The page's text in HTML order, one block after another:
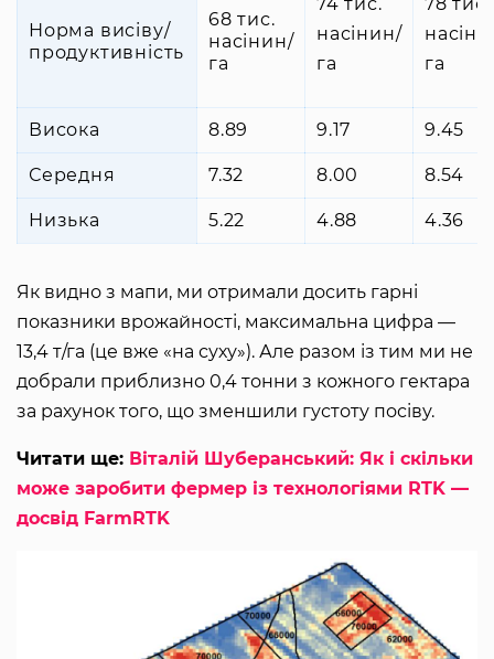
Норма висіву/
продуктивність
68 тис.
насінин/
га
насінин/
га
га
Висока 8.89 9.17 9.45
Середня 7.32 8.00 8.54
Низька 5.22 4.88 4.36
Як видно з мапи, ми отримали досить гарні
показники врожайності, максимальна цифра —
13,4 т/га (це вже «на суху»). Але разом із тим ми не
добрали приблизно 0,4 тонни з кожного гектара
за рахунок того, що зменшили густоту посіву.
Читати ще: Віталій Шуберанський: Як і скільки
може заробити фермер із технологіями RTK —
досвід FarmRTK